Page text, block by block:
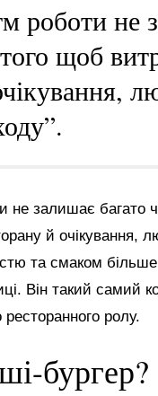
роботи не
того щоб
не залишає багато
й очікування,
та смаком
Він такий самий
ролу.
бургер?